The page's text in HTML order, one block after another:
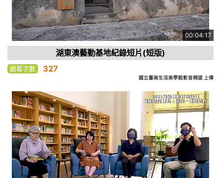
00:04:17
湖東澳藝動基地紀錄短片(短版)
觀看次數 327
國立臺南生活美學館影音頻道 上傳